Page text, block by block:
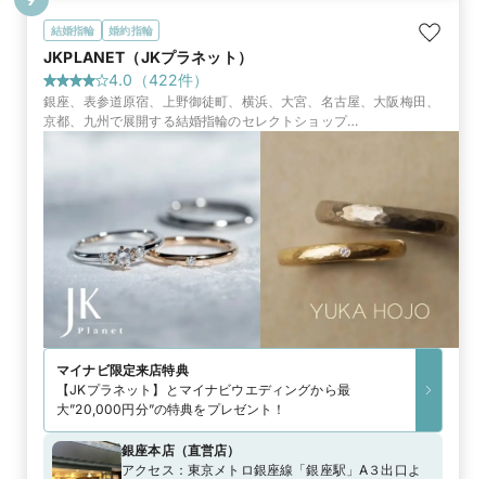
結婚指輪 婚約指輪
JKPLANET（JKプラネット）
4.0 （422件）
銀座、表参道原宿、上野御徒町、横浜、大宮、名古屋、大阪梅田、
京都、九州で展開する結婚指輪のセレクトショップ
『JKPLANET』。50ブランド2000種類の上質なブライダルリング
マイナビ限定来店特典
【JKプラネット】とマイナビウエディングから最
大”20,000円分”の特典をプレゼント！
銀座本店（直営店）
アクセス： 東京メトロ銀座線「銀座駅」A３出口よ